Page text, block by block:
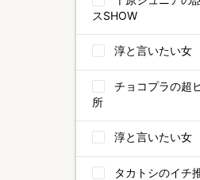
スSHOW
淳と言いたい女
チョコプラの超
所
淳と言いたい女
タカトシのイチ